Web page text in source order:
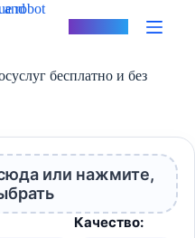
бесплатно и без
или нажмите,
Качество: